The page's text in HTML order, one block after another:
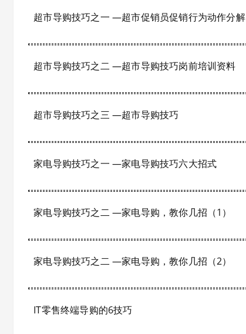
超市导购技巧之一 —超市促销员促销行为动作分解
超市导购技巧之二 —超市导购技巧岗前培训资料
超市导购技巧之三 —超市导购技巧
家电导购技巧之一 —家电导购技巧六大招式
家电导购技巧之二 —家电导购，教你几招（1）
家电导购技巧之二 —家电导购，教你几招（2）
IT零售终端导购的6技巧